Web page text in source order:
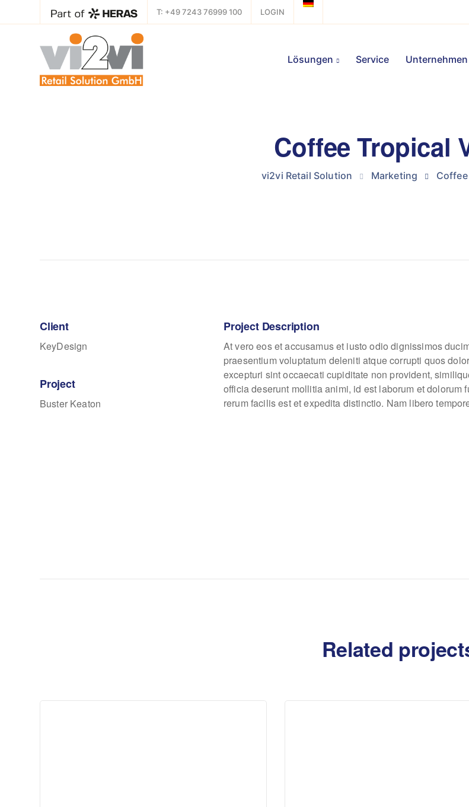
T: +49 7243 76999 100 LOGIN
Lösungen Service Unternehmen
Coffee Tropical
vi2vi Retail Solution Marketing
Client
KeyDesign
Project
Buster Keaton
Project Description
At vero eos et accusamus et iusto odio dignissimos
praesentium voluptatum deleniti atque corrupti quos
excepturi sint occaecati cupiditate non provident,
officia deserunt mollitia animi, id est laborum et dolorum
rerum facilis est et expedita distinctio. Nam libero
Related